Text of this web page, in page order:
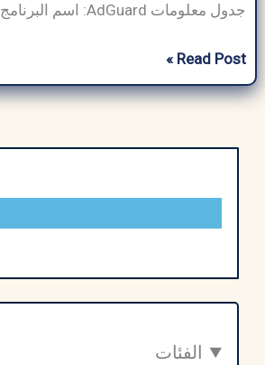
تحميل
برنامج
AdGuard
مجاناً
أحدث
إصدار
Read Post »
الفئات